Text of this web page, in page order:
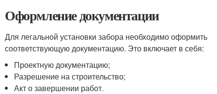
Оформление документации
Для легальной установки забора необходимо оформить
соответствующую документацию. Это включает в себя:
Проектную документацию;
Разрешение на строительство;
Акт о завершении работ.